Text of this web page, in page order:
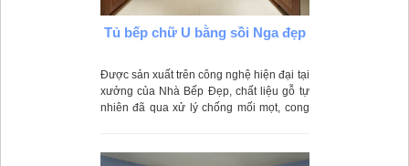
Tủ bếp chữ U bằng sồi Nga đẹp
Được sản xuất trên công nghệ hiện đại tại
xưởng của Nhà Bếp Đẹp, chất liệu gỗ tự
nhiên đã qua xử lý chống mối mọt, cong